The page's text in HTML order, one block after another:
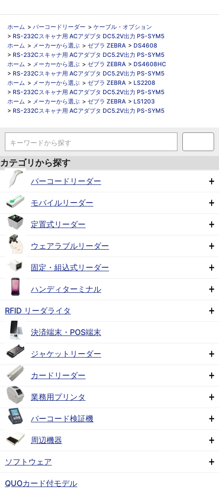
ホーム > バーコードリーダー > ケーブル・オプション
> RS-232Cスキャナ用 ACアダプタ DC5.2V出力 PS-SYM5
ホーム > メーカーから選ぶ > ゼブラ ZEBRA > DS4608
> RS-232Cスキャナ用 ACアダプタ DC5.2V出力 PS-SYM5
ホーム > メーカーから選ぶ > ゼブラ ZEBRA > DS4608HC
> RS-232Cスキャナ用 ACアダプタ DC5.2V出力 PS-SYM5
ホーム > メーカーから選ぶ > ゼブラ ZEBRA > LS2208
> RS-232Cスキャナ用 ACアダプタ DC5.2V出力 PS-SYM5
ホーム > メーカーから選ぶ > ゼブラ ZEBRA > LS1203
> RS-232Cスキャナ用 ACアダプタ DC5.2V出力 PS-SYM5
キーワードから探す
カテゴリから探す
バーコードリーダー
モバイルリーダー
定置式リーダー
ウェアラブルリーダー
固定・組込式リーダー
ハンディターミナル
RFID リーダライタ
決済端末・POS端末
ジャケットリーダー
カードリーダー
業務用プリンタ
バーコード検証機
周辺機器
ソフトウェア
QUOカード付モデル